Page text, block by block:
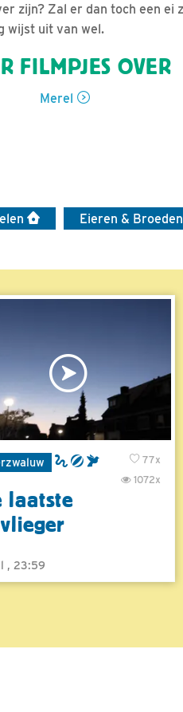
zijn? Zal er dan toch een ei
wijst uit van wel.
FILMPJES OVER
Merel
Eieren & Broeden
77x
1072x
laatste
, 23:59